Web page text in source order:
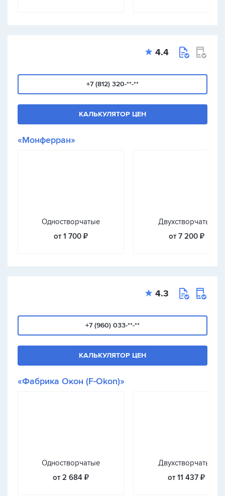
4.4
+7 (812) 320-**-**
КАЛЬКУЛЯТОР ЦЕН
«Монферран»
Одностворчатые
от 1 700 ₽
Двухстворчатые
от 7 200 ₽
4.3
+7 (960) 033-**-**
КАЛЬКУЛЯТОР ЦЕН
«Фабрика Окон (F-Okon)»
Одностворчатые
от 2 684 ₽
Двухстворчатые
от 11 437 ₽